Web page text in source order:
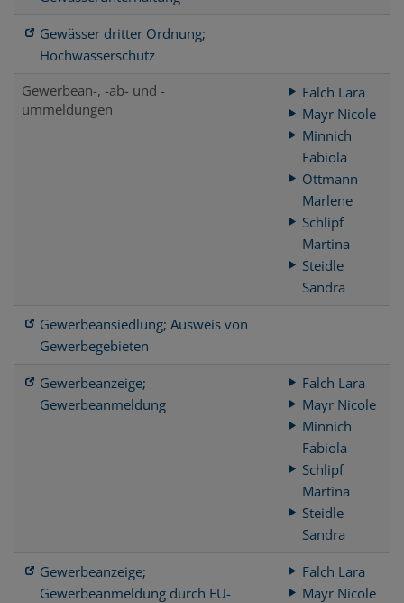
Gewässer dritter Ordnung;
Hochwasserschutz
Gewerbean-, -ab- und -
ummeldungen
Falch Lara
Mayr Nicole
Minnich
Fabiola
Ottmann
Marlene
Schlipf
Martina
Steidle
Sandra
Gewerbeansiedlung; Ausweis von
Gewerbegebieten
Gewerbeanzeige;
Gewerbeanmeldung
Falch Lara
Mayr Nicole
Minnich
Fabiola
Schlipf
Martina
Steidle
Sandra
Gewerbeanzeige;
Gewerbeanmeldung durch EU-
Falch Lara
Mayr Nicole